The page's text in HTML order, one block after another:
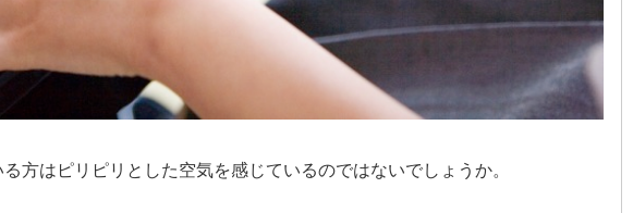
方はピリピリとした空気を感じているのではないでしょうか。